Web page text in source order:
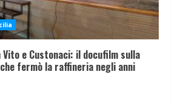
Vito e Custonaci: il docufilm sulla
fermò la raffineria negli anni